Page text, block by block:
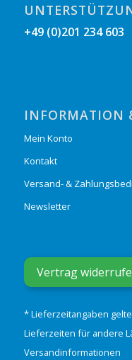
+49 (0)201 234 603
INFORMATION
Mein Konto
Kontakt
Versand- &
Newsletter
Vertrag
* Lieferzeitangaben
Lieferzeiten für andere
Versandinformationen